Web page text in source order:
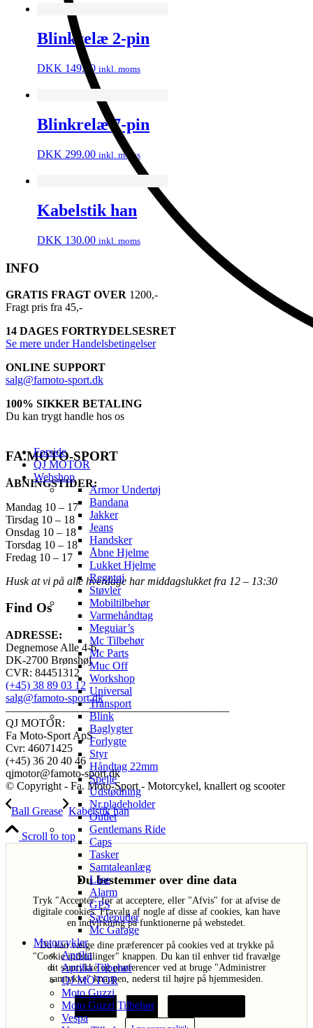
Forside
QJ MOTOR
Webshop
Armor Undertøj
Bandana
Jakker
Jeans
Handsker
Åbne Hjelme
Lukket Hjelme
Regntøj
Støvler
Mobiltilbehør
Varmehåndtag
Meguiar’s
Mc Tilbehør
Mc Parts
Muc Off
Workshop
Universal
Transport
Blink
Baglygter
Forlygte
Styr
Håndtag 22mm
Spejle
Udstødning
Nr.pladeholder
Outlet
Gentlemans Ride
Caps
Tasker
Samtaleanlæg
Låse
Alarm
GPS
Sædepuder
Mc Garage
Motorcykler
Aprilia
Aprilia Tilbehør
QJ MOTOR
Moto Guzzi
Moto Guzzi Tilbehør
Vespa
Blinkrelæ 2-pin
DKK 149.00 inkl. moms
Blinkrelæ 7-pin
DKK 299.00 inkl. moms
Kabelstik han
DKK 130.00 inkl. moms
INFO
GRATIS FRAGT OVER 1200,-
Fragt pris fra 45,-
14 DAGES FORTRYDELSESRET
Se mere under Handelsbetingelser
ONLINE SUPPORT
salg@famoto-sport.dk
100% SIKKER BETALING
Du kan trygt handle hos os
FA.MOTO-SPORT
ÅBNINGSTIDER:
Mandag 10 – 17
Tirsdag 10 – 18
Onsdag 10 – 18
Torsdag 10 – 18
Fredag 10 – 17
Husk at vi på alle hverdage har middagslukket fra 12 – 13:30
Find Os
ADRESSE:
Degnemose Alle 4-6,
DK-2700 Brønshøj
CVR: 84451312
(+45) 38 89 03 12
salg@famoto-sport.dk
————————————————————
QJ MOTOR:
Fa Moto-Sport ApS
Cvr: 46071425
(+45) 36 20 40 46
qjmotor@famoto-sport.dk
© Copyright - Fa. Moto-Sport - Motorcykel, knallert og scooter
Ball Grease Kabelstik han
Scroll to top
Du bestemmer over dine data
Tryk "Acceptér" for at acceptere, eller "Afvis" for at afvise de
digitale cookies. Fravalg af nogle af disse af cookies, kan have
en indvirkning på funktionerne på webstedet.
Du kan vælge dine præferencer på cookies ved at trykke på
"Cookie indstillinger" knappen. Du kan til enhver tid fravælge
dit samtykke og præferencer ved at bruge "Administrer
samtykke" knappen, nederst til højre på hjemmesiden.
Acceptér Afvis